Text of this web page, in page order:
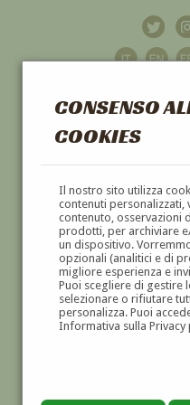
CONSENSO
COOKIES
Il nostro sito utilizza
contenuti personalizzati,
contenuto, osservazioni
prodotti, per archiviare
un dispositivo.
opzionali (analitici e di
migliore esperienza e
Puoi scegliere di gestire
selezionare o rifiutare
personalizza. Puoi
Informativa sulla
DIPINTI E